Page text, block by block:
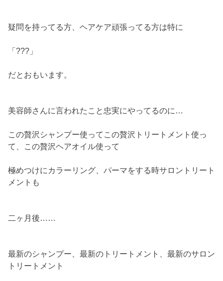
疑問を持ってる方、ヘアケア頑張ってる方は特に
「???」
だとおもいます。
美容師さんに言われたこと忠実にやってるのに…
この贅沢シャンプー使ってこの贅沢トリートメント使っ
て、この贅沢ヘアオイル使って
極めつけにカラーリング、パーマをする時サロントリート
メントも
二ヶ月後……
最新のシャンプー、最新のトリートメント、最新のサロン
トリートメント